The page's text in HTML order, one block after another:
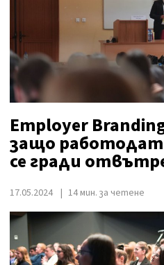
Employer
защо
се гради
17.05.2024 14 мин. за четене